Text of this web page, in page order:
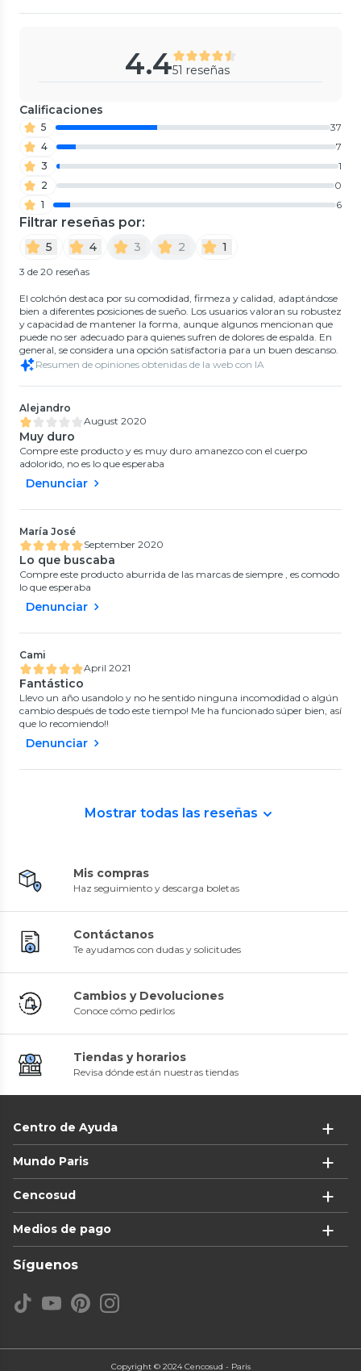
4.451 reseñas
Calificaciones
5
37
4
7
3
1
2
0
1
6
Filtrar reseñas por:
5 4 3 2 1
3 de 20 reseñas
El colchón destaca por su comodidad, firmeza y calidad, adaptándose
bien a diferentes posiciones de sueño. Los usuarios valoran su robustez
y capacidad de mantener la forma, aunque algunos mencionan que
puede no ser adecuado para quienes sufren de dolores de espalda. En
general, se considera una opción satisfactoria para un buen descanso.
Resumen de opiniones obtenidas de la web con IA
Alejandro
August 2020
Muy duro
Compre este producto y es muy duro amanezco con el cuerpo
adolorido, no es lo que esperaba
Denunciar
María José
September 2020
Lo que buscaba
Compre este producto aburrida de las marcas de siempre , es comodo
lo que esperaba
Denunciar
Cami
April 2021
Fantástico
Llevo un año usandolo y no he sentido ninguna incomodidad o algún
cambio después de todo este tiempo! Me ha funcionado súper bien, así
que lo recomiendo!!
Denunciar
Mostrar todas las reseñas
Mis compras
Haz seguimiento y descarga boletas
Contáctanos
Te ayudamos con dudas y solicitudes
Cambios y Devoluciones
Conoce cómo pedirlos
Tiendas y horarios
Revisa dónde están nuestras tiendas
Centro de Ayuda
Mundo Paris
Cencosud
Medios de pago
Síguenos
Copyright © 2024 Cencosud - Paris